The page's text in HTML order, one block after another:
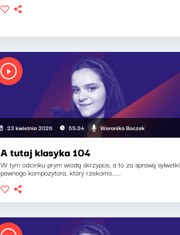
23 kwietnia 2026 55:34 Weronika Boczek
A tutaj klasyka 104
W tym odcinku prym wiodą skrzypce, a to za sprawą sylwetki
pewnego kompozytora, który rzekomo......